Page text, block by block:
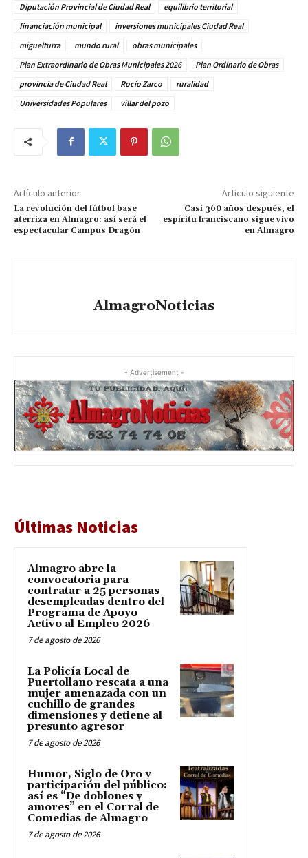
Diputación Provincial de Ciudad Real
equilibrio territorial
financiación municipal
inversiones municipales Ciudad Real
miguelturra
mundo rural
obras municipales
Plan Extraordinario de Obras Municipales 2026
Plan Ordinario de Obras
provincia de Ciudad Real
Rocío Zarco
ruralidad
Universidades Populares
villar del pozo
Artículo anterior
La revolución del fútbol base
aterriza en Almagro: así será el
espectacular Campus Dragón
Artículo siguiente
Casi 360 años después, el
espíritu franciscano sigue vivo
en Almagro
AlmagroNoticias
- Advertisement -
Últimas Noticias
Almagro abre la
convocatoria para
contratar a 25 personas
desempleadas dentro del
Programa de Apoyo
Activo al Empleo 2026
7 de agosto de 2026
La Policía Local de
Puertollano rescata a una
mujer amenazada con un
cuchillo de grandes
dimensiones y detiene al
presunto agresor
7 de agosto de 2026
Humor, Siglo de Oro y
participación del público:
así es “De doblones y
amores” en el Corral de
Comedias de Almagro
7 de agosto de 2026